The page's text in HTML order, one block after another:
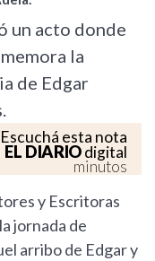
un acto donde
la
de Edgar
Escuchá esta nota
EL DIARIOdigital
minutos
y Escritoras
jornada de
arribo de Edgar y